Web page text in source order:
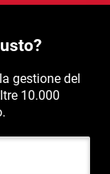
gestione del
10.000